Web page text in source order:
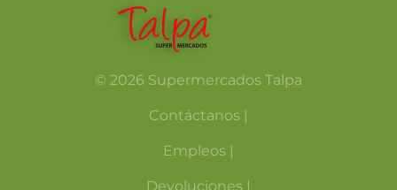
© 2026 Supermercados Talpa
Contáctanos |
Empleos |
Devoluciones |